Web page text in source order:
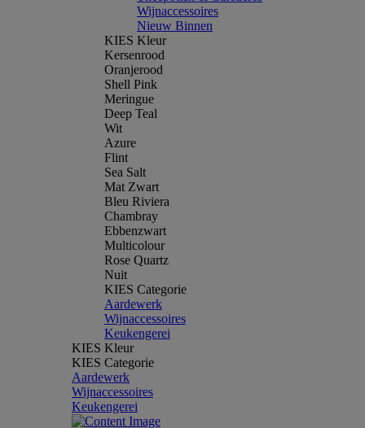
Wijnaccessoires
Nieuw Binnen
KIES Kleur
Kersenrood
Oranjerood
Shell Pink
Meringue
Deep Teal
Wit
Azure
Flint
Sea Salt
Mat Zwart
Bleu Riviera
Chambray
Ebbenzwart
Multicolour
Rose Quartz
Nuit
KIES Categorie
Aardewerk
Wijnaccessoires
Keukengerei
KIES Kleur
KIES Categorie
Aardewerk
Wijnaccessoires
Keukengerei